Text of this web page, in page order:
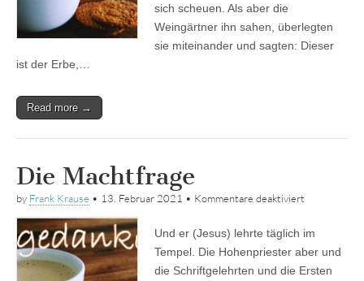
sich scheuen. Als aber die
Weingärtner ihn sahen, überlegten
sie miteinander und sagten: Dieser
ist der Erbe,…
Read more →
Die Machtfrage
by Frank Krause • 13. Februar 2021 • Kommentare deaktiviert
Und er (Jesus) lehrte täglich im
Tempel. Die Hohenpriester aber und
die Schriftgelehrten und die Ersten